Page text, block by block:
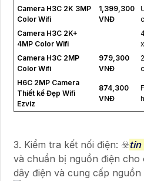
Camera H3C 2K 3MP
Color Wifi
1,399,300
VNĐ
Camera H3C 2K+
4MP Color Wifi
Camera H3C 2MP
Color Wifi
979,300
VNĐ
H6C 2MP Camera
Thiết kế Đẹp Wifi
Ezviz
874,300
VNĐ
3. Kiểm tra kết nối điện: ☣️tin
và chuẩn bị nguồn điện cho
dây điện và cung cấp